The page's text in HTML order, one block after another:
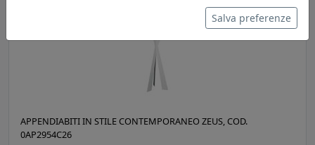
APPENDIABITI IN STILE CONTEMPORANEO ZEUS, COD.
0AP2954C26
Salva preferenze